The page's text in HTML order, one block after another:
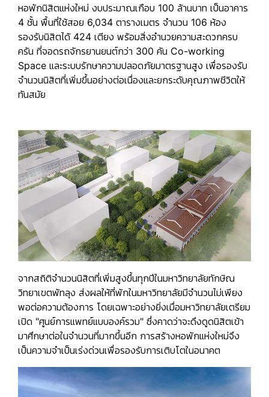
หอพักนิสิตแห่งใหม่ งบประมาณเกือบ 100 ล้านบาท เป็นอาคาร
4 ชั้น พื้นที่ใช้สอย 6,034 ตารางเมตร จำนวน 106 ห้อง
รองรับนิสิตได้ 424 เตียง พร้อมสิ่งอำนวยความสะดวกครบ
ครัน ที่จอดรถจักรยานยนต์กว่า 300 คัน Co-working
Space และระบบรักษาความปลอดภัยมาตรฐานสูง เพื่อรองรับ
จำนวนนิสิตที่เพิ่มขึ้นอย่างต่อเนื่องและยกระดับคุณภาพชีวิตให้
ทันสมัย
จากสถิติจำนวนนิสิตที่เพิ่มสูงขึ้นทุกปีในมหาวิทยาลัยทักษิณ
วิทยาเขตพัทลุง ส่งผลให้ที่พักในมหาวิทยาลัยมีจำนวนไม่เพียง
พอต่อความต้องการ โดยเฉพาะอย่างยิ่งเมื่อมหาวิทยาลัยเตรียม
เปิด "ศูนย์การแพทย์แบบองค์รวม" ซึ่งคาดว่าจะดึงดูดนิสิตเข้า
มาศึกษาต่อในจำนวนที่มากขึ้นอีก การสร้างหอพักแห่งใหม่จึง
เป็นความจำเป็นเร่งด่วนเพื่อรองรับการเติบโตในอนาคต